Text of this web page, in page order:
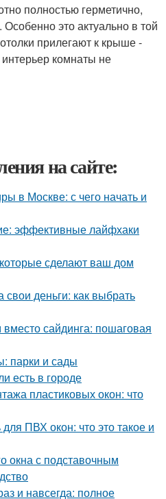
полностью герметично,
это актуально в той
прилегают к крыше -
комнаты не
на сайте:
в Москве: с чего начать и
эффективные лайфхаки
сделают ваш дом
деньги: как выбрать
сайдинга: пошаговая
парки и сады
есть в городе
пластиковых окон: что
ПВХ окон: что это такое и
окна с подставочным
и навсегда: полное